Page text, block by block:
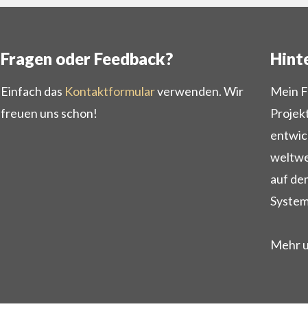
Fragen oder Feedback?
Einfach das Kontaktformularverwenden. Wir
freuen uns schon!
Mein
auf
Mehr